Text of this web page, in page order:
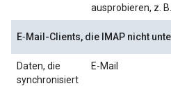
ausprobieren, z.
E‑Mail-Clients, die IMAP nicht
Daten, die
synchronisiert
E-Mail